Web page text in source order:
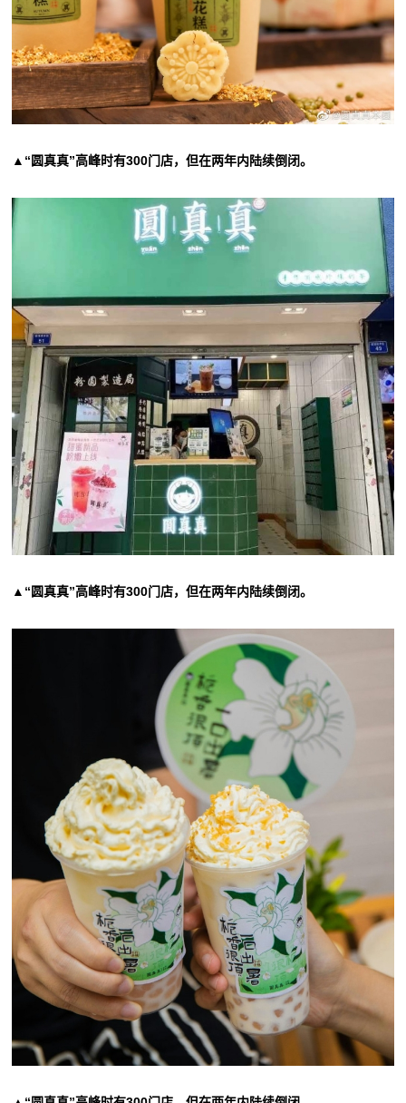
▲“圆真真”高峰时有300门店，但在两年内陆续倒闭。
▲“圆真真”高峰时有300门店，但在两年内陆续倒闭。